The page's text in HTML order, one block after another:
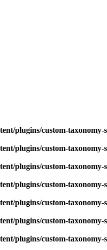
plugins/custom-
plugins/custom-
plugins/custom-
plugins/custom-
plugins/custom-
plugins/custom-
plugins/custom-